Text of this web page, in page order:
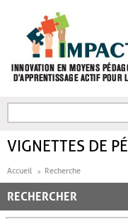
FORMULAIRE DE
VIGNETTES DE
Accueil Recherche
RECHERCHER